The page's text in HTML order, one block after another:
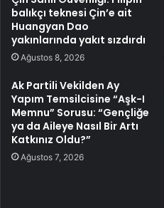
balıkçı teknesi Çin’e ait
Huangyan Dao
yakınlarında yakıt sızdırdı
Ağustos 8, 2026
Ak Partili Vekilden Ay
Yapım Temsilcisine “Aşk-I
Memnu” Sorusu: “Gençliğe
ya da Aileye Nasıl Bir Artı
Katkınız Oldu?”
Ağustos 7, 2026